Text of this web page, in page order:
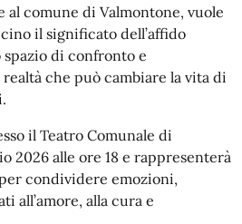
comune di Valmontone, vuole
il significato dell’affido
di confronto e
che può cambiare la vita di
il Teatro Comunale di
2026 alle ore 18 e rappresenterà
condividere emozioni,
all’amore, alla cura e